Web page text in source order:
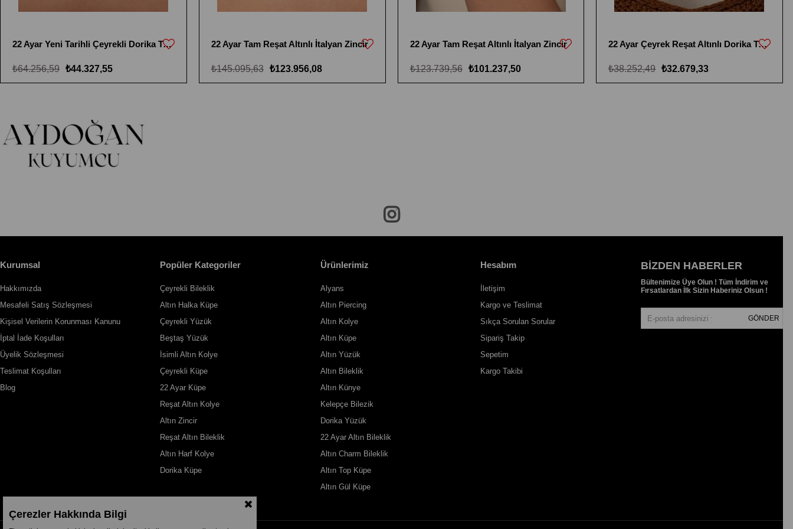
22 Ayar Yeni Tarihli Çeyrekli Dorika Toplu Kolye
₺44.327,55
₺64.256,59
22 Ayar Tam Reşat Altınlı İtalyan Zincir
₺123.956,08
₺145.095,63
22 Ayar Tam Reşat Altınlı İtalyan Zincir
₺101.237,50
₺123.739,56
22 Ayar Çeyrek Reşat Altınlı Dorika Toplu Kolye
₺32.679,33
₺38.252,49
Kurumsal
Hakkımızda
Mesafeli Satış Sözleşmesi
Kişisel Verilerin Korunması Kanunu
İptal İade Koşulları
Üyelik Sözleşmesi
Teslimat Koşulları
Blog
Popüler Kategoriler
Çeyrekli Bileklik
Altın Halka Küpe
Çeyrekli Yüzük
Beştaş Yüzük
İsimli Altın Kolye
Çeyrekli Küpe
22 Ayar Küpe
Reşat Altın Kolye
Altın Zincir
Reşat Altın Bileklik
Altın Harf Kolye
Dorika Küpe
Ürünlerimiz
Alyans
Altın Piercing
Altın Kolye
Altın Küpe
Altın Yüzük
Altın Bileklik
Altın Künye
Kelepçe Bilezik
Dorika Yüzük
22 Ayar Altın Bileklik
Altın Charm Bileklik
Altın Top Küpe
Altın Gül Küpe
Hesabım
İletişim
Kargo ve Teslimat
Sıkça Sorulan Sorular
Sipariş Takip
Sepetim
Kargo Takibi
BIZDEN HABERLER
Bültenimize Üye Olun ! Tüm İndirim ve
Fırsatlardan İlk Sizin Haberiniz Olsun !
GÖNDER
Çerezler Hakkında Bilgi